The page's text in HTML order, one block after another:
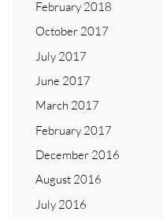
February 2018
October 2017
July 2017
June 2017
March 2017
February 2017
December 2016
August 2016
July 2016